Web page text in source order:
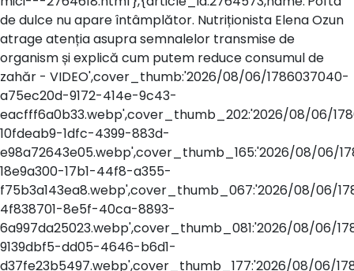
de dulce nu apare întâmplător. Nutriționista Elena Ozun
atrage atenția asupra semnalelor transmise de
organism și explică cum putem reduce consumul de
zahăr - VIDEO',cover_thumb:'2026/08/06/1786037040-
a75ec20d-9172-414e-9c43-
eacfff6a0b33.webp',cover_thumb_202:'2026/08/06/
10fdeab9-1dfc-4399-883d-
e98a72643e05.webp',cover_thumb_165:'2026/08/06/
18e9a300-17b1-44f8-a355-
f75b3a143ea8.webp',cover_thumb_067:'2026/08/06/
4f838701-8e5f-40ca-8893-
6a997da25023.webp',cover_thumb_081:'2026/08/06/
9139dbf5-dd05-4646-b6d1-
d37fe23b5497.webp',cover_thumb_177:'2026/08/06/